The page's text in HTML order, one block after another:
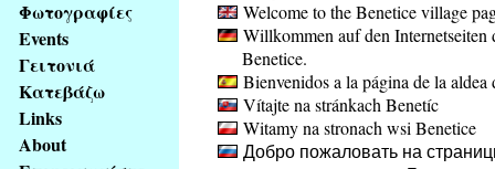
Klávesové
zkratky
tomto
webu
základní
Φωτογραφίες
Events
Γειτονιά
Κατεβάζω
Links
About
Welcome to the Benetice village
Willkommen auf den Internetseiten
Benetice.
Bienvenidos a la página de la aldea
Vítajte na stránkach Benetíc
Witamy na stronach wsi Benetice
Добро пожаловать на